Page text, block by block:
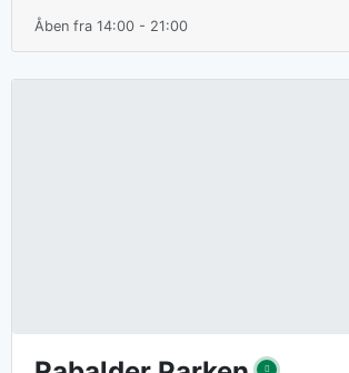
Åben fra 14:00 - 21:00